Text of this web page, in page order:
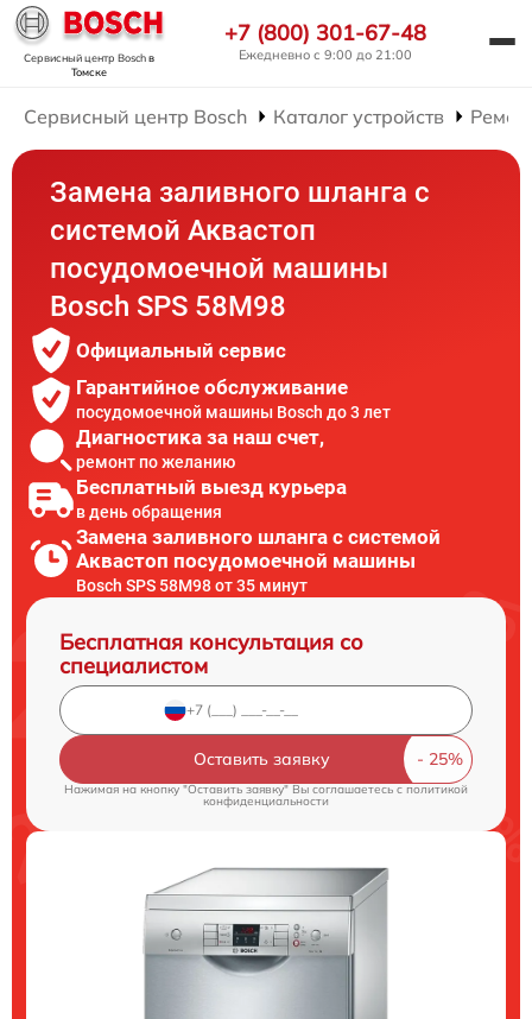
Сервисный центр Boschв
Томске
+7 (800) 301-67-48
Ежедневно с 9:00 до 21:00
Сервисный центр Bosch Каталог устройств
Замена заливного шланга с
системой Аквастоп
посудомоечной машины
Bosch SPS 58M98
Официальный сервис
Гарантийное обслуживание
посудомоечной машины Bosch до 3 лет
Диагностика за наш счет,
ремонт по желанию
Бесплатный выезд курьера
в день обращения
Замена заливного шланга с системой
Аквастоп посудомоечной машины
Bosch SPS 58M98 от 35 минут
Бесплатная консультация со
специалистом
Оставить заявку
Нажимая на кнопку "Оставить заявку" Вы соглашаетесь cполитикой
конфиденциальности